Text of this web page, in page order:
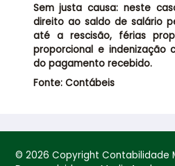
Sem justa causa: neste
direito ao saldo de salário
até a rescisão, férias
proporcional e indenização
do pagamento recebido.
Fonte: Contábeis
© 2026 Copyright Contabilidade